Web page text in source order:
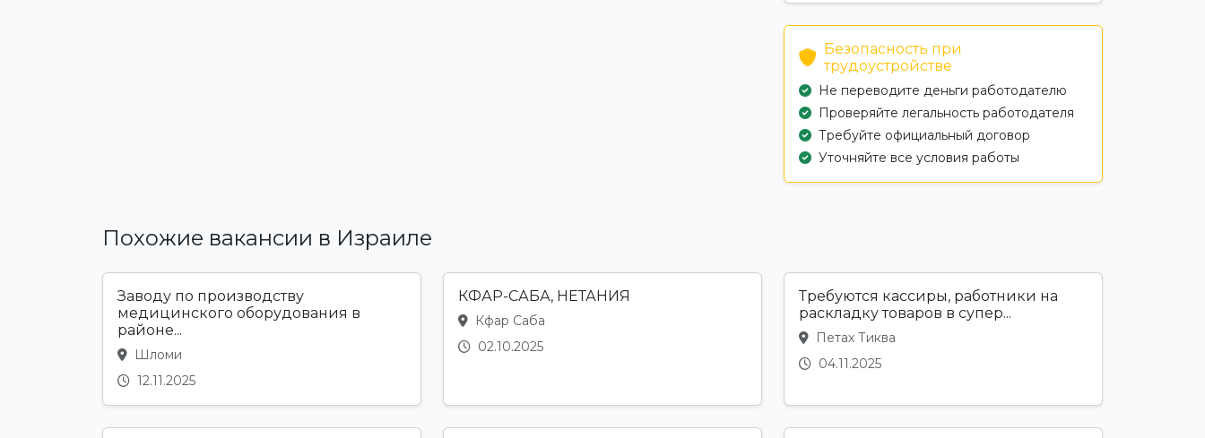
Безопасность при
трудоустройстве
Не переводите деньги работодателю
Проверяйте легальность работодателя
Требуйте официальный договор
Уточняйте все условия работы
Похожие вакансии в Израиле
Заводу по производству
медицинского оборудования в
районе...
Шломи
12.11.2025
КФАР-САБА, НЕТАНИЯ
Кфар Саба
02.10.2025
Требуются кассиры, работники на
раскладку товаров в супер...
Петах Тиква
04.11.2025